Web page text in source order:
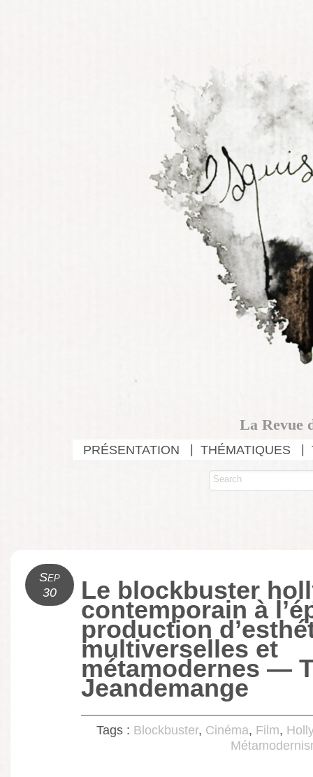
La Revue
PRÉSENTATION THÉMATIQUES
Sep
30
Le blockbuster
contemporain à
production
multiverselles et
métamodernes —
Jeandemange
Tags : Blockbuster, Cinéma, Film,